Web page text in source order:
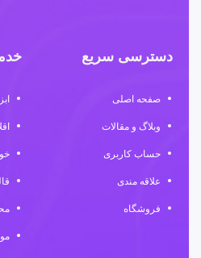
دسترسی سریع
صفحه اصلی
وبلاگ و مقالات
حساب کاربری
علاقه مندی
فروشگاه